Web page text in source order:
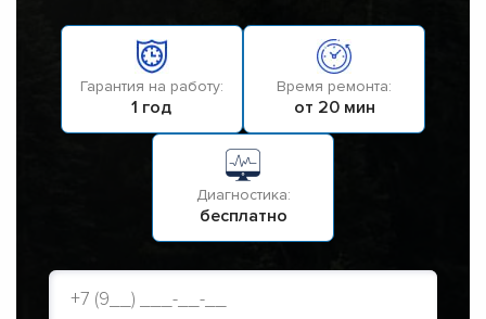
Гарантия на работу:
1 год
Время ремонта:
от 20 мин
Диагностика:
бесплатно